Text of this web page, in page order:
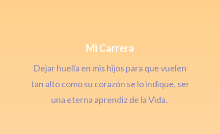
Mi Carrera
Dejar huella en mis hijos para que vuelen
tan alto como su corazón se lo indique, ser
una eterna aprendiz de la Vida.